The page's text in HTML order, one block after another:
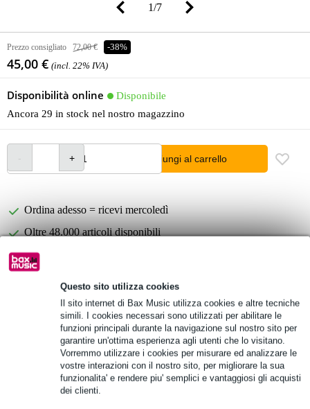
Questo sito utilizza cookies
Il sito internet di Bax Music utilizza cookies e altre tecniche
simili. I cookies necessari sono utilizzati per abilitare le
funzioni principali durante la navigazione sul nostro sito per
garantire un'ottima esperienza agli utenti che lo visitano.
Vorremmo utilizzare i cookies per misurare ed analizzare le
vostre interazioni con il nostro sito, per migliorare la sua
funzionalita' e rendere piu' semplici e vantaggiosi gli acquisti
dei clienti.
1/7
Prezzo consigliato 72,00 € -38%
45,00 € (incl. 22% IVA)
Disponibilità online
Disponibile
Ancora 29 in stock nel nostro magazzino
Aggiungi al carrello
Ordina adesso = ricevi mercoledì
Oltre 48.000 articoli disponibili
1.250 marchi leader
Informazioni sul prodotto
dimensioni: 380 mm
creato appositamente per Devine Sub115A e Devine B115A
Specifiche complete